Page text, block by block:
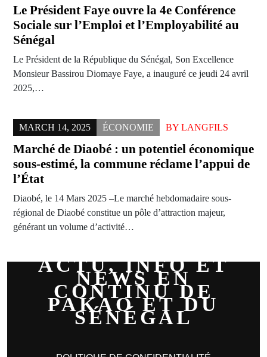
Le Président Faye ouvre la 4e Conférence
Sociale sur l’Emploi et l’Employabilité au
Sénégal
Le Président de la République du Sénégal, Son Excellence
Monsieur Bassirou Diomaye Faye, a inauguré ce jeudi 24 avril
2025,…
MARCH 14, 2025 ÉCONOMIE BY LANGFILS
Marché de Diaobé : un potentiel économique
sous-estimé, la commune réclame l’appui de
l’État
Diaobé, le 14 Mars 2025 –Le marché hebdomadaire sous-
régional de Diaobé constitue un pôle d’attraction majeur,
générant un volume d’activité…
ACTU, INFO ET
NEWS EN
CONTINU DE
PAKAO ET DU
SÉNÉGAL